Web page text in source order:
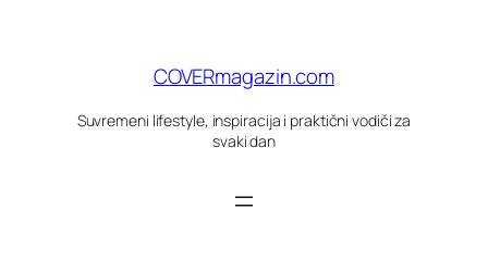
COVERmagazin.com
Suvremeni lifestyle, inspiracija i praktični vodiči za
svaki dan